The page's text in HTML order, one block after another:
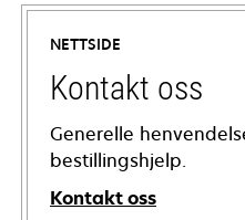
NETTSIDE
Kontakt oss
Generelle
bestillingshjelp.
Kontakt oss